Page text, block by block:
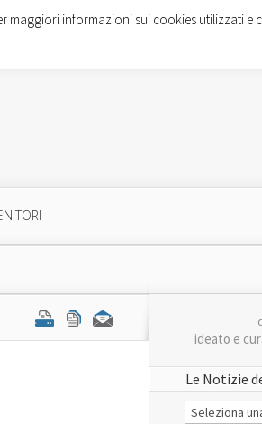
ideato e
Le Notizie
Le
Notizie
informazioni sui cookies utilizzati e